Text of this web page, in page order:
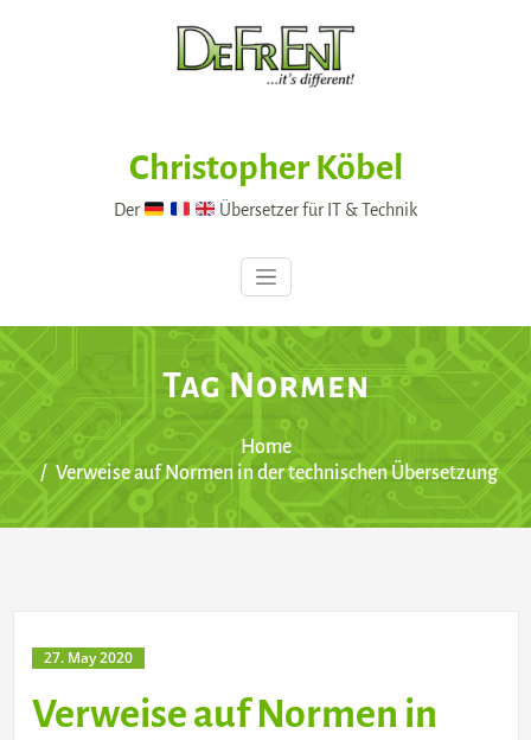
Christopher Köbel
Der Übersetzer für IT & Technik
Tag Normen
Home
Verweise auf Normen in der technischen Übersetzung
27. May 2020
Verweise auf Normen in